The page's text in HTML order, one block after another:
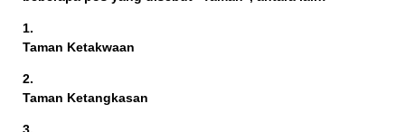
Taman Ketakwaan
Taman Ketangkasan